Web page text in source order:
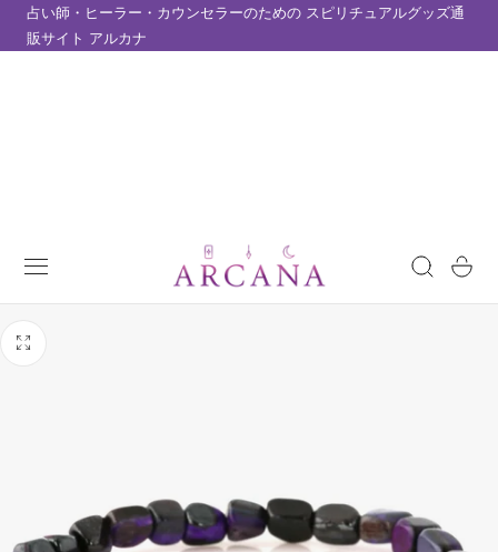
ツにスキップ
占い師・ヒーラー・カウンセラーのための スピリチュアルグッズ通
販サイト アルカナ
ー